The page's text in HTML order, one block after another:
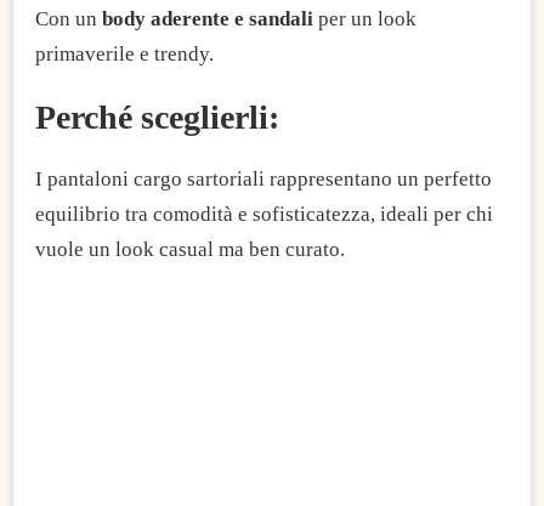
Con un body aderente e sandali per un look
primaverile e trendy.
Perché sceglierli:
I pantaloni cargo sartoriali rappresentano un perfetto
equilibrio tra comodità e sofisticatezza, ideali per chi
vuole un look casual ma ben curato.